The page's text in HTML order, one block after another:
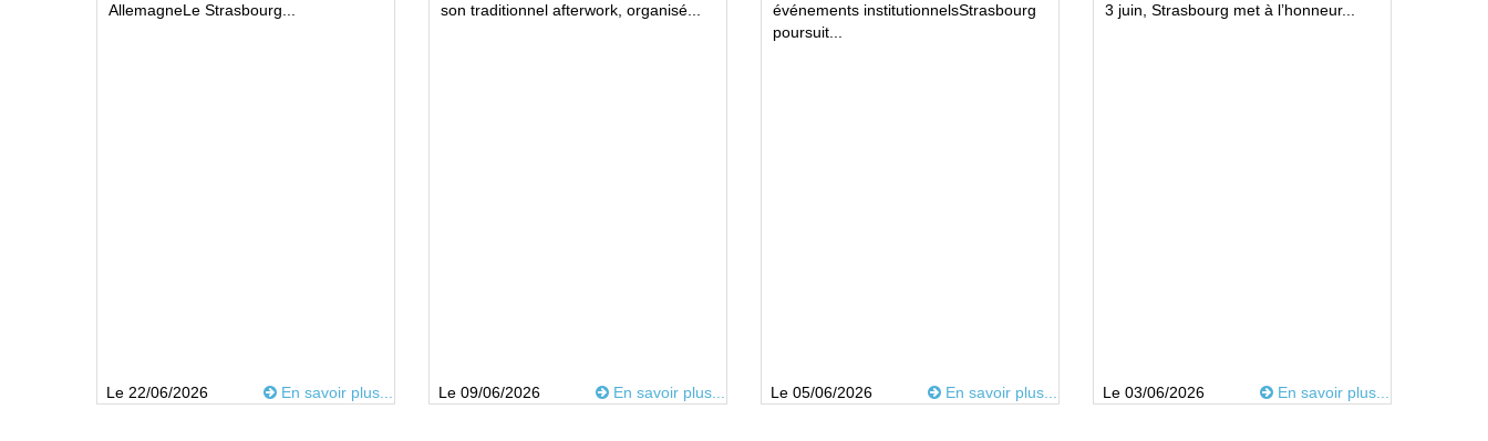
AllemagneLe Strasbourg...
Le 22/06/2026 En savoir plus...
son traditionnel afterwork, organisé...
Le 09/06/2026 En savoir plus...
événements institutionnelsStrasbourg
poursuit...
Le 05/06/2026 En savoir plus...
3 juin, Strasbourg met à l’honneur...
Le 03/06/2026 En savoir plus...